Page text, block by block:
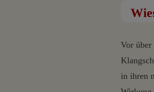
Vor über
in ihren